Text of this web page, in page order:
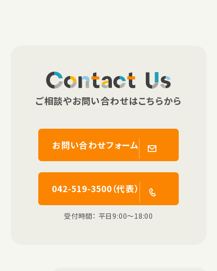
Contact Us
ご相談やお問い合わせはこちらから
お問い合わせフォーム
042-519-3500（代表）
受付時間： 平日9:00〜18:00